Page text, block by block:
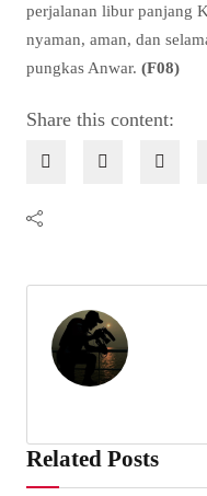
perjalanan libur panjang
nyaman, aman, dan
pungkas Anwar. (F08)
Share this content:
Related Posts